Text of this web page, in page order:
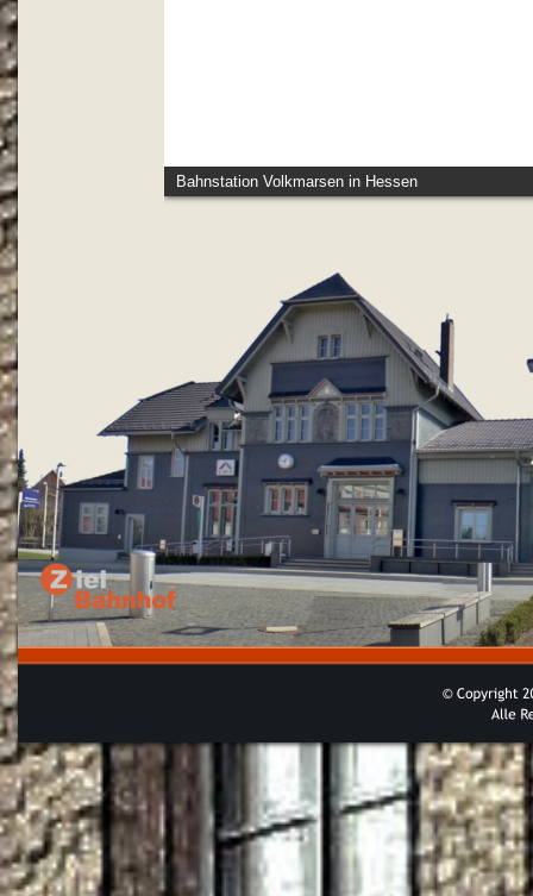
Bahnstation Volkmarsen in Hessen